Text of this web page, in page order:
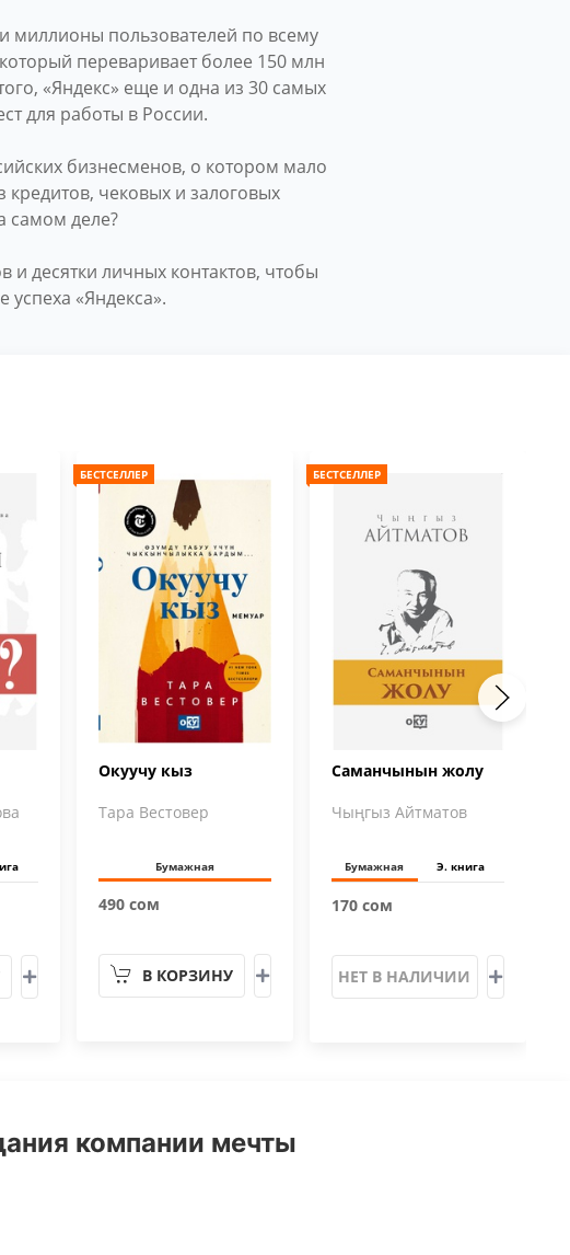
миллионы пользователей по всему
переваривает более 150 млн
«Яндекс» еще и одна из 30 самых
для работы в России.
бизнесменов, о котором мало
кредитов, чековых и залоговых
самом деле?
и десятки личных контактов, чтобы
«Яндекса».
БЕСТСЕЛЛЕР
Окуучу кыз
Тара Вестовер
Бумажная
490 сом
В КОРЗИНУ
БЕСТСЕЛЛЕР
Саманчынын жолу
Чыңгыз Айтматов
Бумажная Э. книга
170 сом
НЕТ В НАЛИЧИИ
компании мечты